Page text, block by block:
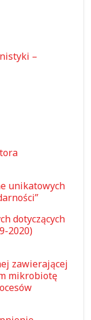
–
unikatowych
dotyczących
2020)
zawierającej
mikrobiotę